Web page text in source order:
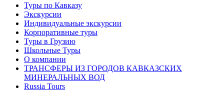
Туры по Кавказу
Экскурсии
Индивидуальные экскурсии
Корпоративные туры
Туры в Грузию
Школьные Туры
О компании
ТРАНСФЕРЫ ИЗ ГОРОДОВ КАВКАЗСКИХ
МИНЕРАЛЬНЫХ ВОД
Russia Tours